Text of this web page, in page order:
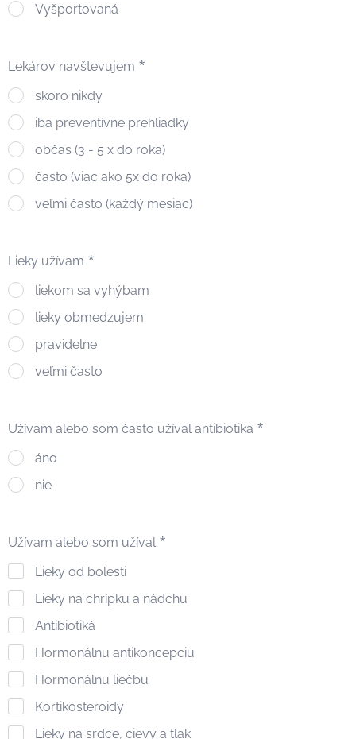
Vyšportovaná
Lekárov navštevujem
skoro nikdy
iba preventívne prehliadky
občas (3 - 5 x do roka)
často (viac ako 5x do roka)
veľmi často (každý mesiac)
Lieky užívam
liekom sa vyhýbam
lieky obmedzujem
pravidelne
veľmi často
Užívam alebo som často užíval antibiotiká
áno
nie
Užívam alebo som užíval
Lieky od bolesti
Lieky na chrípku a nádchu
Antibiotiká
Hormonálnu antikoncepciu
Hormonálnu liečbu
Kortikosteroidy
Lieky na srdce, cievy a tlak